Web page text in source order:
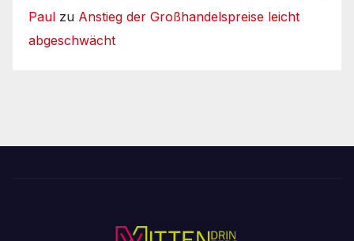
Paul zu Anstieg der Großhandelspreise leicht
abgeschwächt